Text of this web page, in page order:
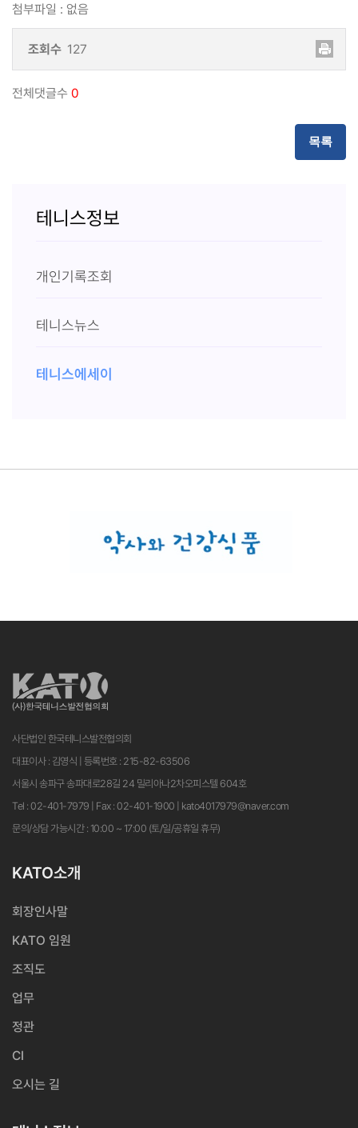
첨부파일 : 없음
조회수 127
전체댓글수 0
목록
테니스정보
개인기록조회
테니스뉴스
테니스에세이
사단법인 한국테니스발전협의회
대표이사 : 김영식 | 등록번호 : 215-82-63506
서울시 송파구 송파대로28길 24 밀리아나2차오피스텔 604호
Tel : 02-401-7979 | Fax : 02-401-1900 | kato4017979@naver.com
문의/상담 가능시간 : 10:00 ~ 17:00 (토/일/공휴일 휴무)
KATO소개
회장인사말
KATO 임원
조직도
업무
정관
CI
오시는 길